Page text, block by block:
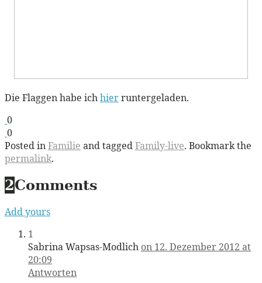
Die Flaggen habe ichhierruntergeladen.
0
0
Posted inFamilie and taggedFamily-live. Bookmark the
permalink.
2Comments
Add yours
1
Sabrina Wapsas-Modlich on 12. Dezember 2012 at
20:09
Antworten